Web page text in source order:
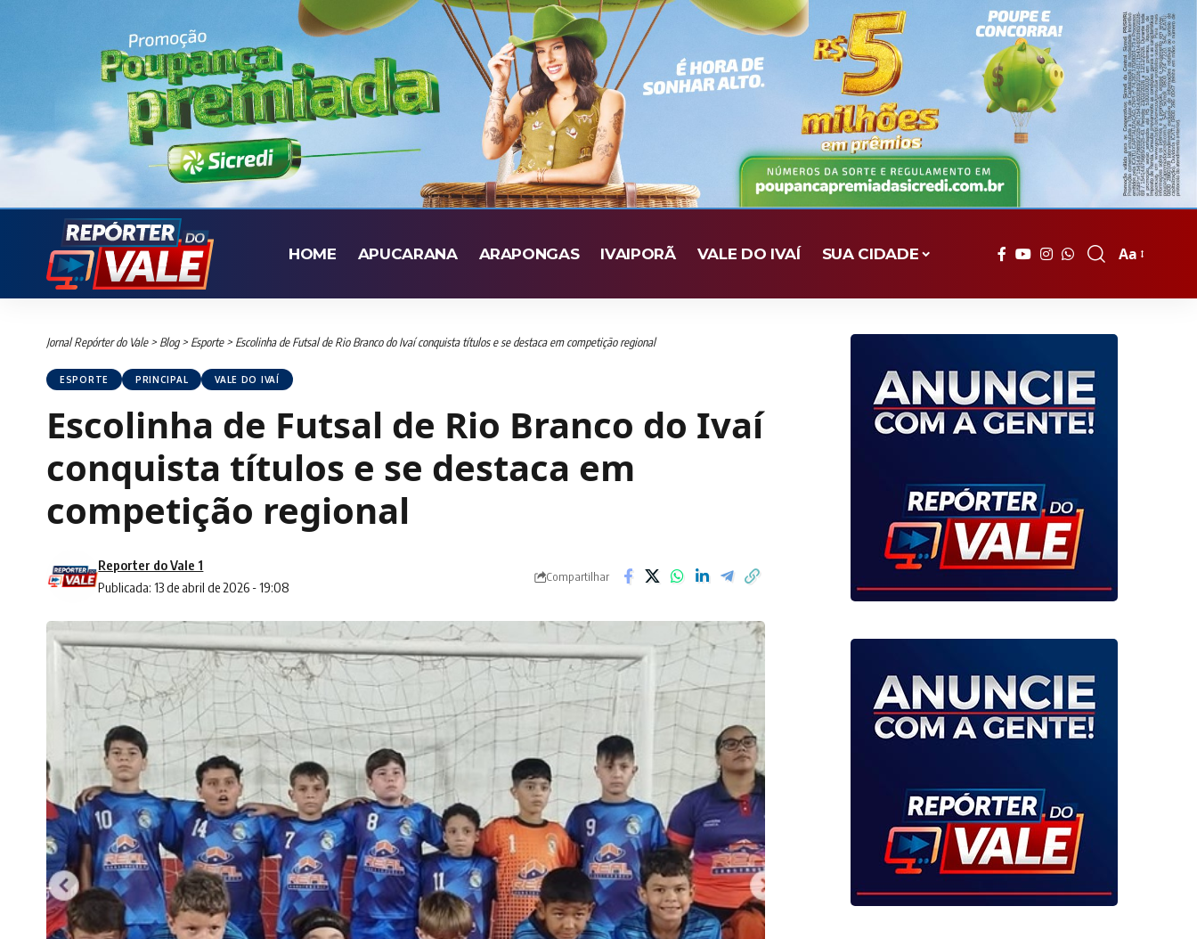
HOME APUCARANA ARAPONGAS IVAIPORÃ VALE DO IVAÍ SUA CIDADE
Font
Aa
Jornal Repórter do Vale> Blog> Esporte> Escolinha de Futsal de Rio Branco do Ivaí conquista títulos e se destaca em competição regional
ESPORTE PRINCIPAL VALE DO IVAÍ
Escolinha de Futsal de Rio Branco do Ivaí
conquista títulos e se destaca em
competição regional
Publicada: 13 de abril de 2026 - 19:08
Reporter do Vale 1
Compartilhar